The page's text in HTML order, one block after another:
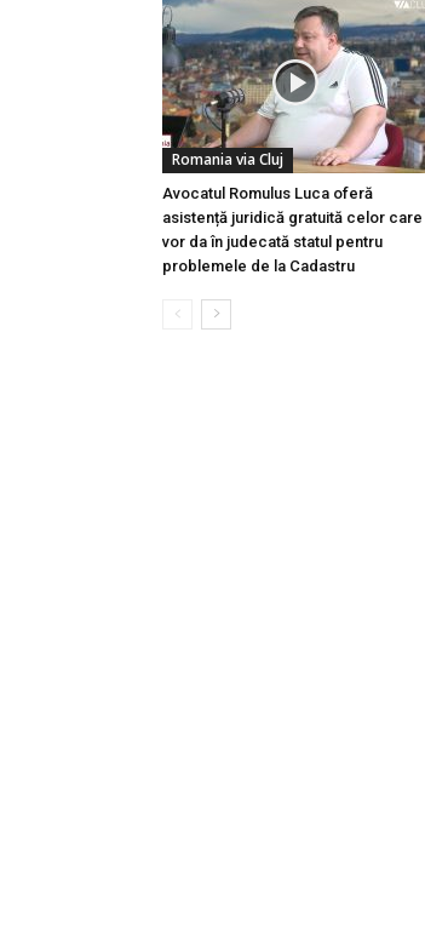
Romania via Cluj
Avocatul Romulus Luca oferă
asistență juridică gratuită celor care
vor da în judecată statul pentru
problemele de la Cadastru